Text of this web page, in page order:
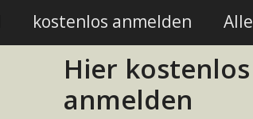
kostenlos anmelden Alle
Hier kostenlos
anmelden